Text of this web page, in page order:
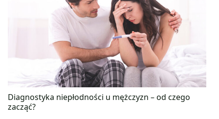
Diagnostyka niepłodności u mężczyzn – od czego
zacząć?